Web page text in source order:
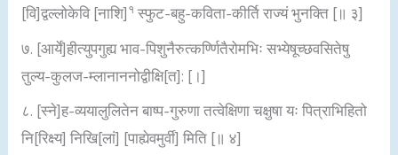
[वि]द्वल्लोकेवि [नाशि]१ स्फुट-बहु-कविता-कीर्ति राज्यं भुनक्ति [॥ ३]
७. [आर्ये]हीत्युपगुह्य भाव-पिशुनैरुत्कर्ण्णितैरोमभिः सभ्येषूच्छवसितेषु
तुल्य-कुलज-म्लानाननोद्वीक्षि[त]: [।]
८. [स्ने]ह-व्ययालुलितेन बाष्प-गुरुणा तत्वेक्षिणा चक्षुषा यः पित्राभिहितो
नि[रिक्ष्य] निखि[लां] [पाह्येवमुर्वी] मिति [॥ ४]